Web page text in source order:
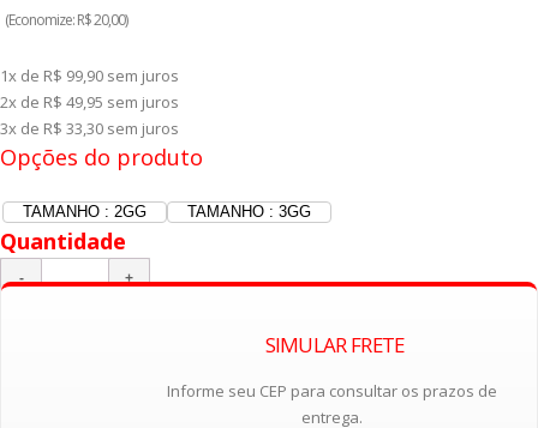
(Economize:R$ 20,00)
1x de R$ 99,90 sem juros
2x de R$ 49,95 sem juros
3x de R$ 33,30 sem juros
Opções do produto
TAMANHO : 2GG TAMANHO : 3GG
Quantidade
SIMULAR FRETE
Informe seu CEP para consultar os prazos de
entrega.